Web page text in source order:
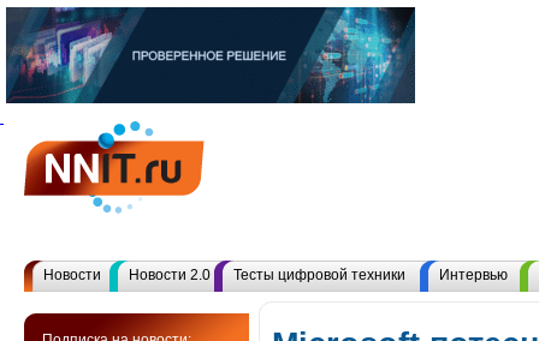
Новости Новости 2.0 Тесты цифровой техники Интервью